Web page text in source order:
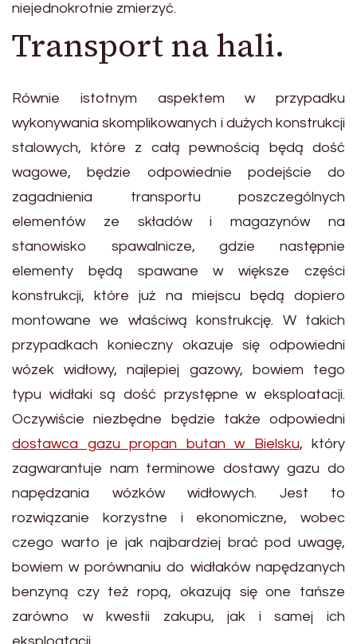
niejednokrotnie zmierzyć.
Transport na hali.
Równie istotnym aspektem w przypadku
wykonywania skomplikowanych i dużych konstrukcji
stalowych, które z całą pewnością będą dość
wagowe, będzie odpowiednie podejście do
zagadnienia transportu poszczególnych
elementów ze składów i magazynów na
stanowisko spawalnicze, gdzie następnie
elementy będą spawane w większe części
konstrukcji, które już na miejscu będą dopiero
montowane we właściwą konstrukcję. W takich
przypadkach konieczny okazuje się odpowiedni
wózek widłowy, najlepiej gazowy, bowiem tego
typu widłaki są dość przystępne w eksploatacji.
Oczywiście niezbędne będzie także odpowiedni
dostawca gazu propan butan w Bielsku, który
zagwarantuje nam terminowe dostawy gazu do
napędzania wózków widłowych. Jest to
rozwiązanie korzystne i ekonomiczne, wobec
czego warto je jak najbardziej brać pod uwagę,
bowiem w porównaniu do widłaków napędzanych
benzyną czy też ropą, okazują się one tańsze
zarówno w kwestii zakupu, jak i samej ich